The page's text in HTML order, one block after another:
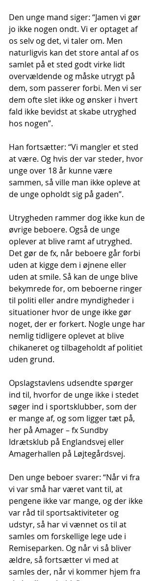
Den unge mand siger: “Jamen vi gør
jo ikke nogen ondt. Vi er optaget af
os selv og det, vi taler om. Men
naturligvis kan det store antal af os
samlet på et sted godt virke lidt
overvældende og måske utrygt på
dem, som passerer forbi. Men vi ser
dem ofte slet ikke og ønsker i hvert
fald ikke bevidst at skabe utryghed
hos nogen”.
Han fortsætter: “Vi mangler et sted
at være. Og hvis der var steder, hvor
unge over 18 år kunne være
sammen, så ville man ikke opleve at
de unge opholdt sig på gaden”.
Utrygheden rammer dog ikke kun de
øvrige beboere. Også de unge
oplever at blive ramt af utryghed.
Det gør de fx, når beboere går forbi
uden at kigge dem i øjnene eller
uden at smile. Så kan de unge blive
bekymrede for, om beboerne ringer
til politi eller andre myndigheder i
situationer hvor de unge ikke gør
noget, der er forkert. Nogle unge har
nemlig tidligere oplevet at blive
chikaneret og tilbageholdt af politiet
uden grund.
Opslagstavlens udsendte spørger
ind til, hvorfor de unge ikke i stedet
søger ind i sportsklubber, som der
er mange af, og som ligger tæt på,
her på Amager – fx Sundby
Idrætsklub på Englandsvej eller
Amagerhallen på Løjtegårdsvej.
Den unge beboer svarer: “Når vi fra
vi var små har været vant til, at
pengene ikke var mange, og der ikke
var råd til sportsaktiviteter og
udstyr, så har vi vænnet os til at
samles om forskellige lege ude i
Remiseparken. Og når vi så bliver
ældre, så fortsætter vi med at
samles der, når vi kommer hjem fra